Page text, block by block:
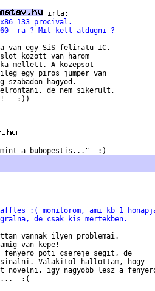
133 procival.
-ra ? Mit kell atdugni ?
van egy SiS feliratu IC.
kozott van harom
mellett. A kozepsot
egy piros jumper van
hagyod.
elrontani, de nem sikerult,
:))
:( monitorom, ami kb 1
de csak kis mertekben.
vannak ilyen problemai.
van kepe!
fenyero poti csereje segit, de
Valakitol hallottam, hogy
novelni, igy nagyobb lesz a
:(